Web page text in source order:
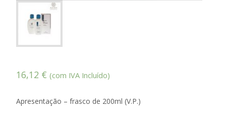
16,12 € (com IVA Incluído)
Apresentação – frasco de 200ml (V.P.)